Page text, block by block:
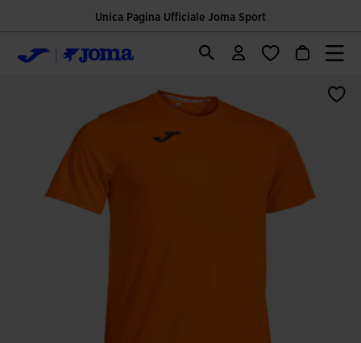
Unica Pagina Ufficiale Joma Sport